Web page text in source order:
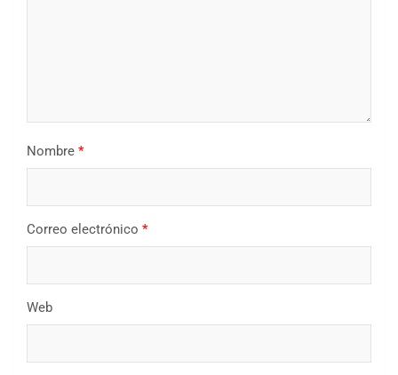
Nombre *
Correo electrónico *
Web